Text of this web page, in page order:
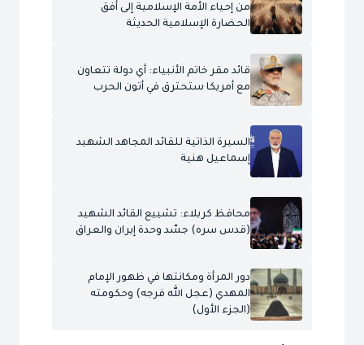
من إحياء الأمة الإسلامية إلى أفق
الحضارة الإسلامية الحديثة
قائد مقر خاتم الأنبياء: أي دولة تتعاون
مع أمريكا ستحترق في أتون الحرب
السيرة الذاتية للقائد المجاهد الشهيد
إسماعيل هنية
محافظ كربلاء: تشييع القائد الشهيد
(قدس سره) جسّد وحدة إيران والعراق
دور المرأة ومكانتها في ظهور الإمام
المهدي (عجل الله فرجه) وحكومته
(الجزء الأول)